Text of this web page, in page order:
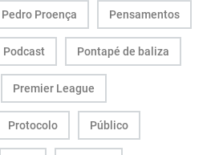
Pedro Proença Pensamentos
Podcast Pontapé de baliza
Premier League
Protocolo Público